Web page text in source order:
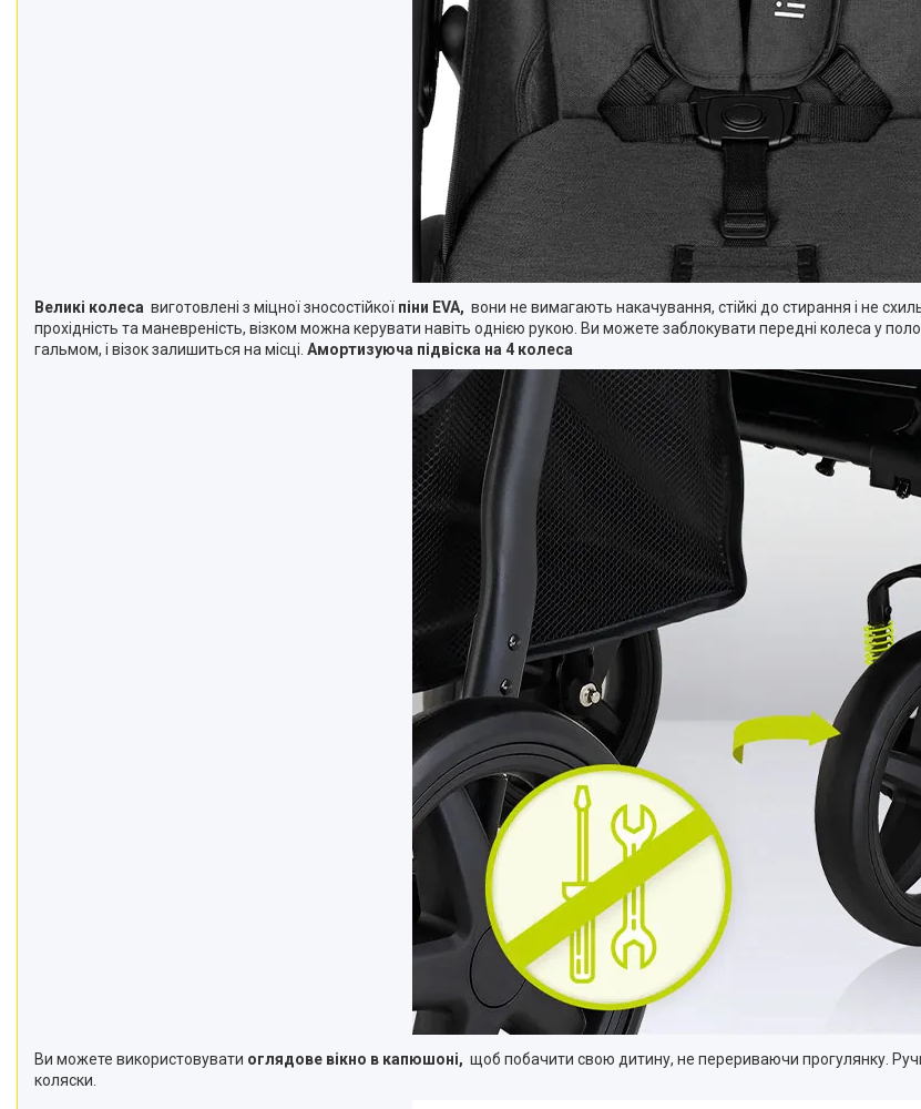
Великі колеса виготовлені з міцної зносостійкої піни EVA, вони не вимагають накачування, стійкі до стирання і не
прохідність та маневреність, візком можна керувати навіть однією рукою. Ви можете заблокувати передні колеса у
гальмом, і візок залишиться на місці. Амортизуюча підвіска на 4 колеса
Ви можете використовувати оглядове вікно в капюшоні, щоб побачити свою дитину, не перериваючи прогулянку.
коляски.